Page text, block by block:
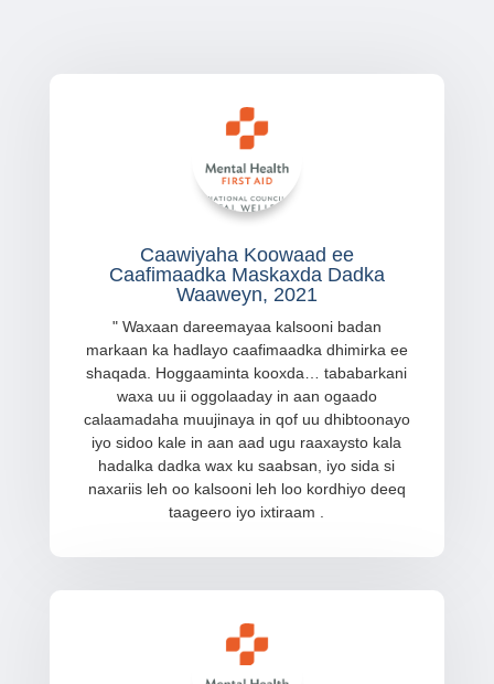
Caawiyaha Koowaad ee
Caafimaadka Maskaxda Dadka
Waaweyn, 2021
" Waxaan dareemayaa kalsooni badan
markaan ka hadlayo caafimaadka dhimirka ee
shaqada. Hoggaaminta kooxda… tababarkani
waxa uu ii oggolaaday in aan ogaado
calaamadaha muujinaya in qof uu dhibtoonayo
iyo sidoo kale in aan aad ugu raaxaysto kala
hadalka dadka wax ku saabsan, iyo sida si
naxariis leh oo kalsooni leh loo kordhiyo deeq
taageero iyo ixtiraam